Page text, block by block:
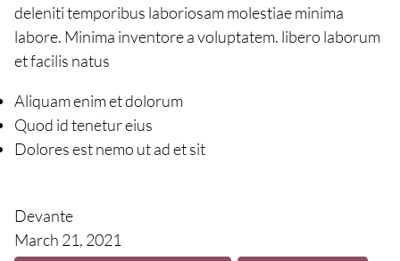
deleniti temporibus laboriosam molestiae minima
labore. Minima inventore a voluptatem. libero laborum
et facilis natus
Aliquam enim et dolorum
Quod id tenetur eius
Dolores est nemo ut ad et sit
Devante
March 21, 2021